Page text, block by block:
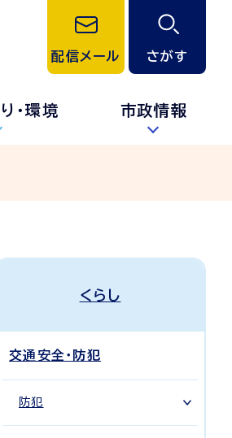
配信メール さがす
・環境 市政情報
くらし
交通安全・防犯
防犯